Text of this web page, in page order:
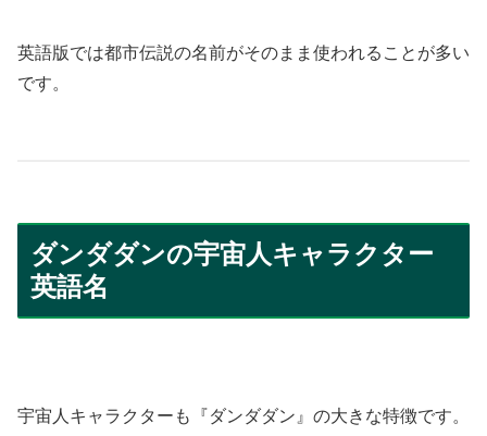
英語版では都市伝説の名前がそのまま使われることが多い
です。
ダンダダンの宇宙人キャラクター
英語名
宇宙人キャラクターも『ダンダダン』の大きな特徴です。